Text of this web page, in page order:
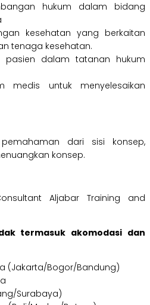
hukum dalam bidang
kesehatan yang berkaitan
tenaga kesehatan.
pasien dalam tatanan hukum
medis untuk menyelesaikan
dari sisi konsep,
konsep.
Aljabar Training and
termasuk akomodasi dan
(Jakarta/Bogor/Bandung)
Surabaya)